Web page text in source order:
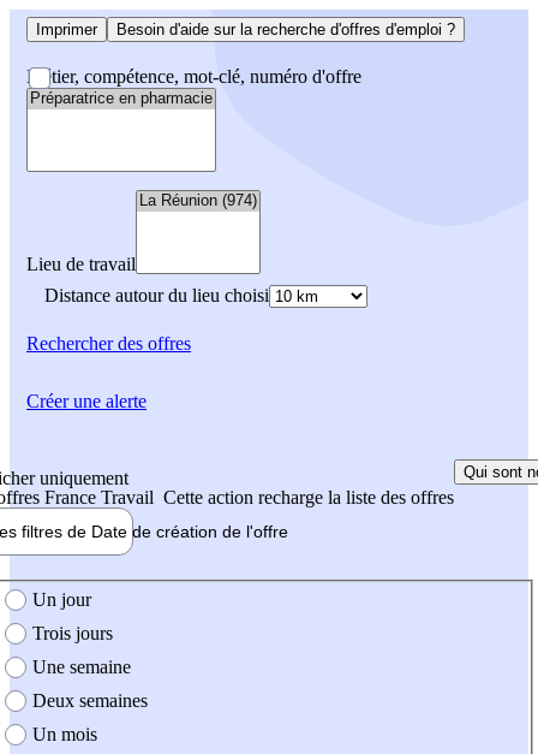
Imprimer Besoin d'aide sur la recherche d'offres d'emploi ?
Métier, compétence, mot-clé, numéro d'offre
Lieu de travail
Distance autour du lieu choisi
Rechercherdes offres
uniquement
France Travail Cette action recharge la liste des offres
Qui sont
filtres de Date de création de l'offre
création de l'offre
Un jour
Trois jours
Une semaine
Deux semaines
Un mois
Créer une alerte